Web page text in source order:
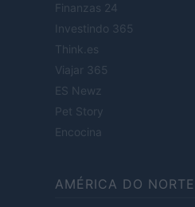
Finanzas 24
Investindo 365
Think.es
Viajar 365
ES Newz
Pet Story
Encocina
AMÉRICA DO NORTE